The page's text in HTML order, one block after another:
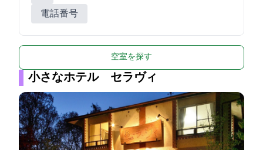
電話番号
空室を探す
小さなホテル セラヴィ